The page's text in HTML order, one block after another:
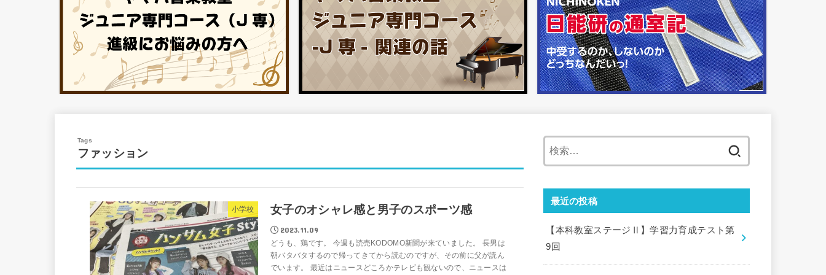
ファッション
小学校 女子のオシャレ感と男子のスポーツ感
2023.11.09
どうも、鶏です。 今週も読売KODOMO新聞が来ていました。 長男は
朝バタバタするので帰ってきてから読むのですが、その前に父が読ん
でいます。 最近はニュースどころかテレビも観ないので、ニュースは
最近の投稿
【本科教室ステージⅡ】学習力育成テスト第
9回